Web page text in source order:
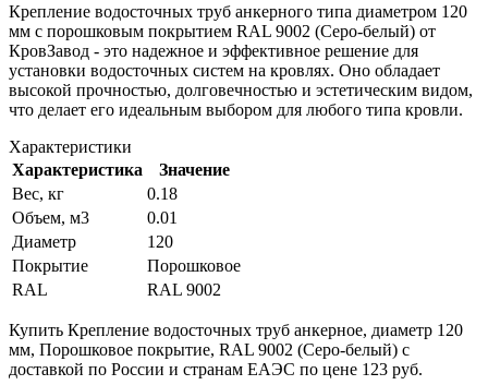
Крепление водосточных труб анкерного типа диаметром 120
мм с порошковым покрытием RAL 9002 (Серо-белый) от
КровЗавод - это надежное и эффективное решение для
установки водосточных систем на кровлях. Оно обладает
высокой прочностью, долговечностью и эстетическим видом,
что делает его идеальным выбором для любого типа кровли.
Характеристики
Характеристика
Значение
Вес, кг
0.18
Объем, м3
0.01
Диаметр
120
Покрытие
Порошковое
RAL
RAL 9002
Купить Крепление водосточных труб анкерное, диаметр 120
мм, Порошковое покрытие, RAL 9002 (Серо-белый) с
доставкой по России и странам ЕАЭС по цене 123 руб.